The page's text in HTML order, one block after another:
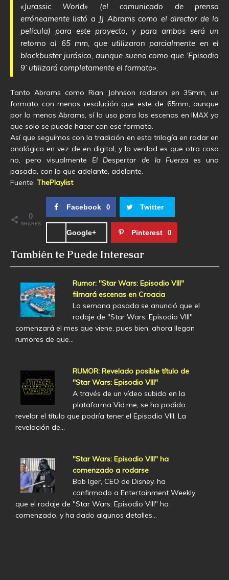
«Jurassic World» (el comunicado de prensa
erróneamente listó a JJ Abrams como el director de la
película) para este proyecto, y para ambos será un
retorno al 65 mm, que utilizaron parcialmente en el
blockbuster jurásico, aunque suena como que ‘Episodio
9’ utilizará completamente el formato».
Tanto Abrams como Rian Johnson rodaron en 35mm, un
formato con menos resolución que este de 65mm, aunque
por lo menos Abrams, sí lo uso para las escenas en IMAX ya
que solo se puede hacer con ese formato.
Así que seguímos con la tradición en esta trilogía en rodar en
analógico en vez de en digital, y la verdad es que otra cosa
no, pero visualmente El Despertar de la Fuerzaes una
pasada, con lo que adelante, adelante.
Fuente: ThePlaylist
0
SHARES
Facebook 0 Twitter
Google+ Pinterest 0
También te Puede Interesar
Rumor: "Star Wars: Episodio VIII"
filmará escenas en Croacia
La semana pasada se anunció que el
rodaje de "Star Wars: Episodio VIII"
comenzará el mes que viene, pues bien, ahora llegan
rumores de que…
RUMOR: Revelado posible título de
"Star Wars: Episodio VIII"
A través de un vídeo subido en la
plataforma Vid.me, se ha podido
revelar el título que podría tener el Episodio VIII. La
revelación de…
"Star Wars: Episodio VIII" ha
comenzado a rodarse
Bob Iger, CEO de Disney, ha
confirmado a Entertainment Weekly
que el rodaje de "Star Wars: Episodio VIII" ha
comenzado, y ha dado algunos detalles…